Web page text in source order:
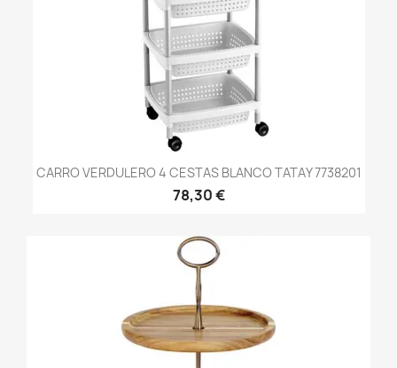
CARRO VERDULERO 4 CESTAS BLANCO TATAY 7738201
78,30 €